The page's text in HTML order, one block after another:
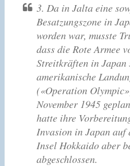
3. Da in Jalta eine
Besatzungszone in
worden war, musste
dass die Rote Armee
Streitkräften in Japan
amerikanische
(«Operation
November 1945
hatte ihre
Invasion in Japan auf
Insel Hokkaido aber
abgeschlossen.